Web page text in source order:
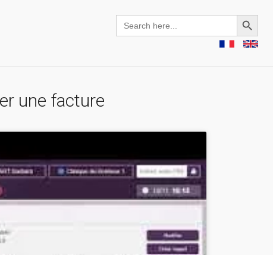
Search
for:
Search Button
une facture